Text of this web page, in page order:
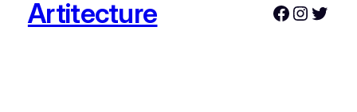
Artitecture Facebook